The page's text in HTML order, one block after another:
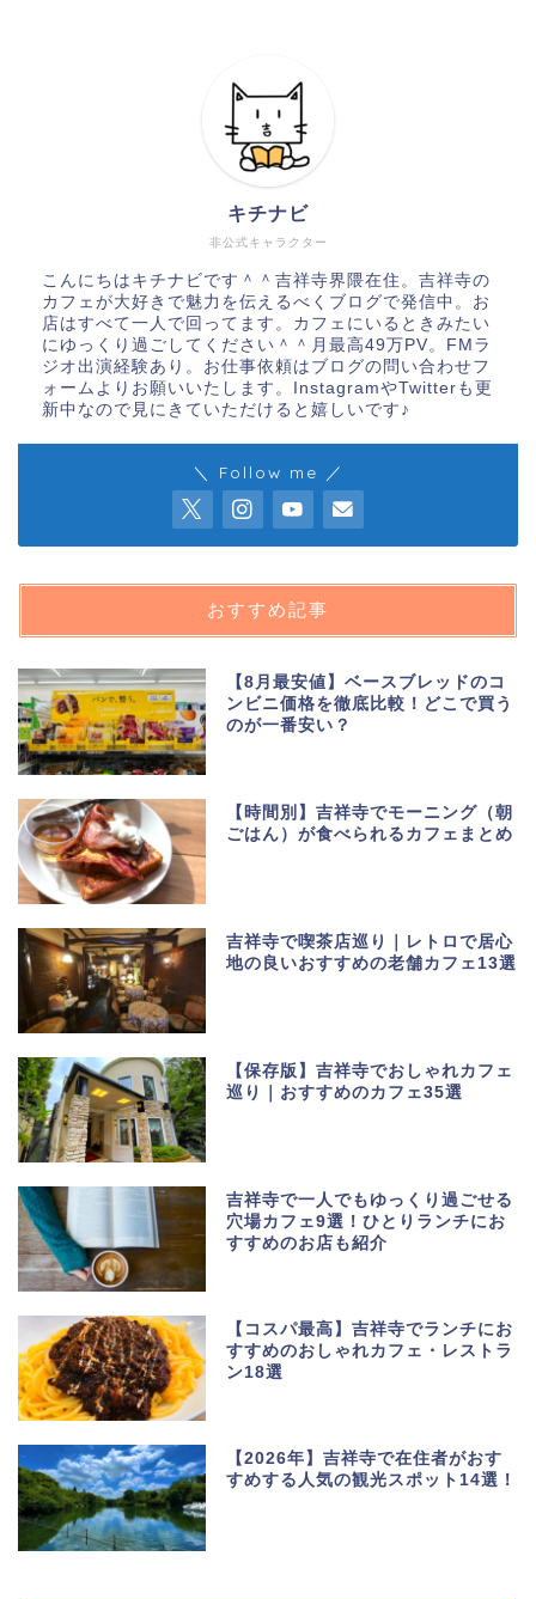
非公式キャラクター
キチナビ
こんにちはキチナビです＾＾吉祥寺界隈在住。吉祥寺の
カフェが大好きで魅力を伝えるべくブログで発信中。お
店はすべて一人で回ってます。カフェにいるときみたい
にゆっくり過ごしてください＾＾月最高49万PV。FMラ
ジオ出演経験あり。お仕事依頼はブログの問い合わせフ
ォームよりお願いいたします。InstagramやTwitterも更
新中なので見にきていただけると嬉しいです♪
＼ Follow me ／
おすすめ記事
【8月最安値】ベースブレッドのコ
ンビニ価格を徹底比較！どこで買う
のが一番安い？
【時間別】吉祥寺でモーニング（朝
ごはん）が食べられるカフェまとめ
吉祥寺で喫茶店巡り｜レトロで居心
地の良いおすすめの老舗カフェ13選
【保存版】吉祥寺でおしゃれカフェ
巡り｜おすすめのカフェ35選
吉祥寺で一人でもゆっくり過ごせる
穴場カフェ9選！ひとりランチにお
すすめのお店も紹介
【コスパ最高】吉祥寺でランチにお
すすめのおしゃれカフェ・レストラ
ン18選
【2026年】吉祥寺で在住者がおす
すめする人気の観光スポット14選！